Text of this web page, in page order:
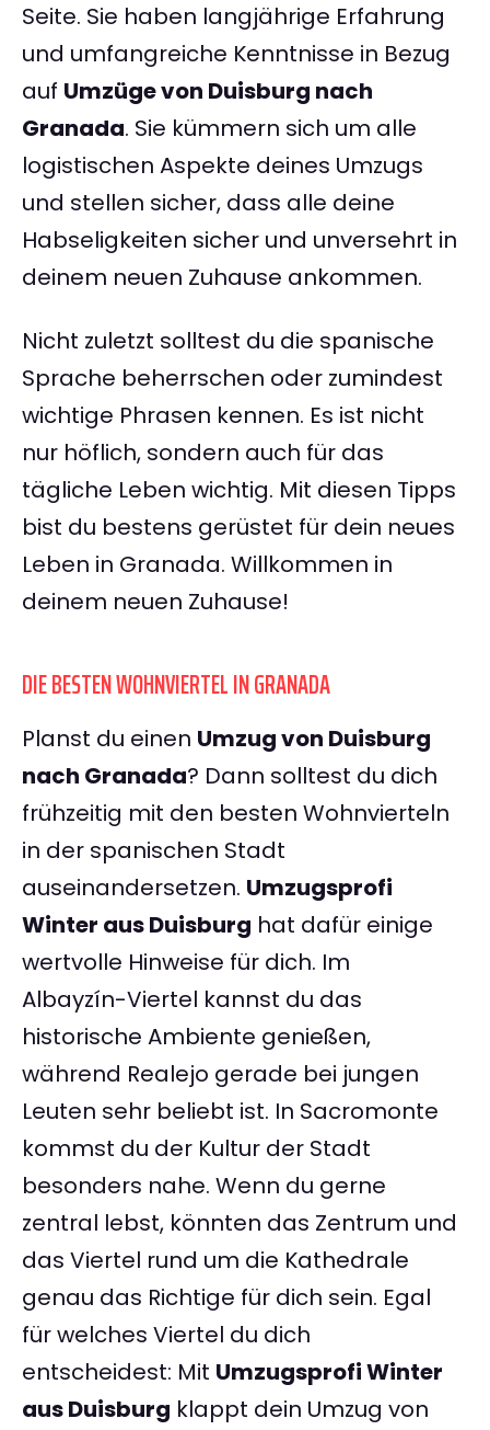
Seite. Sie haben langjährige Erfahrung
und umfangreiche Kenntnisse in Bezug
auf Umzüge von Duisburg nach
Granada. Sie kümmern sich um alle
logistischen Aspekte deines Umzugs
und stellen sicher, dass alle deine
Habseligkeiten sicher und unversehrt in
deinem neuen Zuhause ankommen.
Nicht zuletzt solltest du die spanische
Sprache beherrschen oder zumindest
wichtige Phrasen kennen. Es ist nicht
nur höflich, sondern auch für das
tägliche Leben wichtig. Mit diesen Tipps
bist du bestens gerüstet für dein neues
Leben in Granada. Willkommen in
deinem neuen Zuhause!
DIE BESTEN WOHNVIERTEL IN GRANADA
Planst du einen Umzug von Duisburg
nach Granada? Dann solltest du dich
frühzeitig mit den besten Wohnvierteln
in der spanischen Stadt
auseinandersetzen. Umzugsprofi
Winter aus Duisburg hat dafür einige
wertvolle Hinweise für dich. Im
Albayzín-Viertel kannst du das
historische Ambiente genießen,
während Realejo gerade bei jungen
Leuten sehr beliebt ist. In Sacromonte
kommst du der Kultur der Stadt
besonders nahe. Wenn du gerne
zentral lebst, könnten das Zentrum und
das Viertel rund um die Kathedrale
genau das Richtige für dich sein. Egal
für welches Viertel du dich
entscheidest: Mit Umzugsprofi Winter
aus Duisburg klappt dein Umzug von